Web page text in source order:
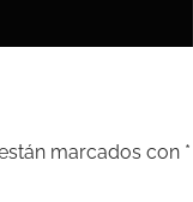
marcados con *